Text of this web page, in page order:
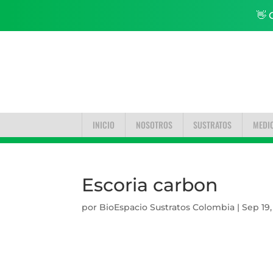
👋
INICIO NOSOTROS SUSTRATOS
Escoria carbon
por BioEspacio Sustratos Colombia |Sep